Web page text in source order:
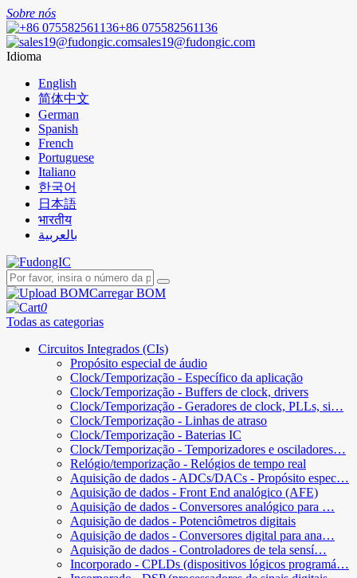
Sobre nós
+86 075582561136
sales19@fudongic.com
Idioma
English
简体中文
German
Spanish
French
Portuguese
Italiano
한국어
日本語
भारतीय
بالعربية
Carregar BOM
0
Todas as categorias
Circuitos Integrados (CIs)
Propósito especial de áudio
Clock/Temporização - Específico da aplicação
Clock/Temporização - Buffers de clock, drivers
Clock/Temporização - Geradores de clock, PLLs, si…
Clock/Temporização - Linhas de atraso
Clock/Temporização - Baterias IC
Clock/Temporização - Temporizadores e osciladores…
Relógio/temporização - Relógios de tempo real
Aquisição de dados - ADCs/DACs - Propósito espec…
Aquisição de dados - Front End analógico (AFE)
Aquisição de dados - Conversores analógico para …
Aquisição de dados - Potenciômetros digitais
Aquisição de dados - Conversores digital para ana…
Aquisição de dados - Controladores de tela sensí…
Incorporado - CPLDs (dispositivos lógicos programá…